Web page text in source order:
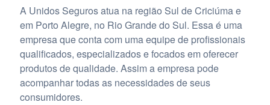
A Unidos Seguros atua na região Sul de Criciúma e
em Porto Alegre, no Rio Grande do Sul. Essa é uma
empresa que conta com uma equipe de profissionais
qualificados, especializados e focados em oferecer
produtos de qualidade. Assim a empresa pode
acompanhar todas as necessidades de seus
consumidores.